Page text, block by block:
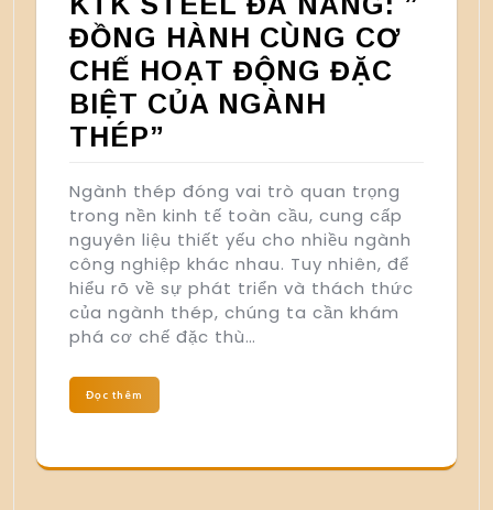
ĐỒNG HÀNH CÙNG CƠ
CHẾ HOẠT ĐỘNG ĐẶC
BIỆT CỦA NGÀNH
THÉP”
Ngành thép đóng vai trò quan trọng
trong nền kinh tế toàn cầu, cung cấp
nguyên liệu thiết yếu cho nhiều ngành
công nghiệp khác nhau. Tuy nhiên, để
hiểu rõ về sự phát triển và thách thức
của ngành thép, chúng ta cần khám
phá cơ chế đặc thù…
Đọc thêm